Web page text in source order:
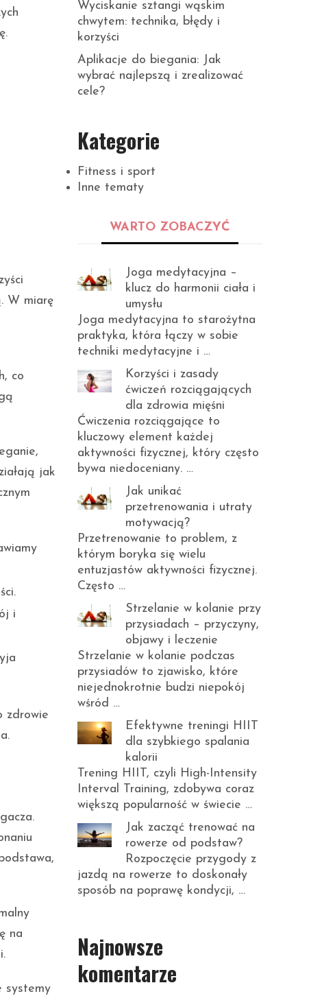
W miarę
co
jak
i
zdrowie
na
systemy
Wyciskanie sztangi wąskim
chwytem: technika, błędy i
korzyści
Aplikacje do biegania: Jak
wybrać najlepszą i zrealizować
cele?
Kategorie
Fitness i sport
Inne tematy
WARTO ZOBACZYĆ
Joga medytacyjna –
klucz do harmonii ciała i
umysłu
Joga medytacyjna to starożytna
praktyka, która łączy w sobie
techniki medytacyjne i …
Korzyści i zasady
ćwiczeń rozciągających
dla zdrowia mięśni
Ćwiczenia rozciągające to
kluczowy element każdej
aktywności fizycznej, który często
bywa niedoceniany. …
Jak unikać
przetrenowania i utraty
motywacją?
Przetrenowanie to problem, z
którym boryka się wielu
entuzjastów aktywności fizycznej.
Często …
Strzelanie w kolanie przy
przysiadach – przyczyny,
objawy i leczenie
Strzelanie w kolanie podczas
przysiadów to zjawisko, które
niejednokrotnie budzi niepokój
wśród …
Efektywne treningi HIIT
dla szybkiego spalania
kalorii
Trening HIIT, czyli High-Intensity
Interval Training, zdobywa coraz
większą popularność w świecie …
Jak zacząć trenować na
rowerze od podstaw?
Rozpoczęcie przygody z
jazdą na rowerze to doskonały
sposób na poprawę kondycji, …
Najnowsze
komentarze